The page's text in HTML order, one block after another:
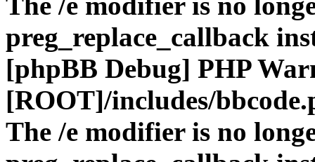
preg_replace_callback
[phpBB Debug] PHP
[ROOT]/includes/
The /e modifier is no